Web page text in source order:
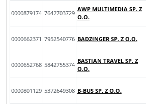
0000879174 7642703729
AWP MULTIMEDIA SP. Z
O.O.
0000662371 7952540776 BADZINGER SP. Z O.O.
0000652768 5842755374
BASTIAN TRAVEL SP. Z
O.O.
0000801129 5372649308 B-BUS SP. Z O.O.